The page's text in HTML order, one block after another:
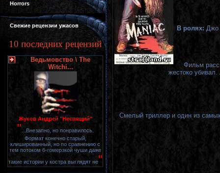
Horrors
Свежие рецензии ужасов
10 последних рецензий
Ведьмовство \ The
Witchi...
Жуков Андрей "Неспящий"
" ...Внезапно, но понравилось.
Формат конечно старый,
клишированный, но по сравнению с
тем потоком б-гомерзкой чуши даже
такие истории у костра выглядят не"
В ролях: Джо
Фильм
жестоко
Смелый триллер и один из